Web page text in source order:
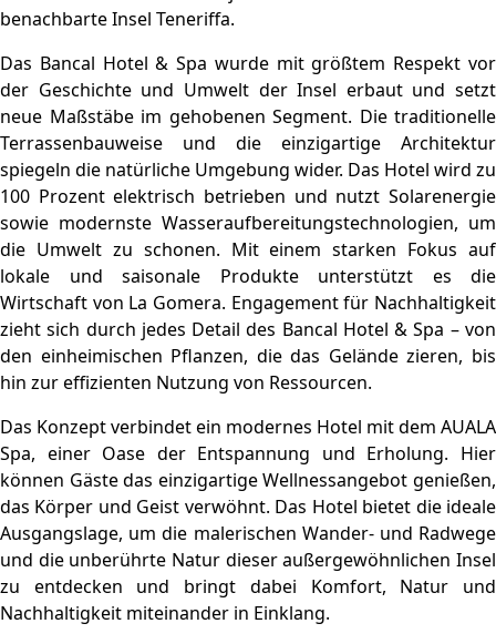
benachbarte Insel Teneriffa.
Das Bancal Hotel & Spa wurde mit größtem Respekt vor
der Geschichte und Umwelt der Insel erbaut und setzt
neue Maßstäbe im gehobenen Segment. Die traditionelle
Terrassenbauweise und die einzigartige Architektur
spiegeln die natürliche Umgebung wider. Das Hotel wird zu
100 Prozent elektrisch betrieben und nutzt Solarenergie
sowie modernste Wasseraufbereitungstechnologien, um
die Umwelt zu schonen. Mit einem starken Fokus auf
lokale und saisonale Produkte unterstützt es die
Wirtschaft von La Gomera. Engagement für Nachhaltigkeit
zieht sich durch jedes Detail des Bancal Hotel & Spa – von
den einheimischen Pflanzen, die das Gelände zieren, bis
hin zur effizienten Nutzung von Ressourcen.
Das Konzept verbindet ein modernes Hotel mit dem AUALA
Spa, einer Oase der Entspannung und Erholung. Hier
können Gäste das einzigartige Wellnessangebot genießen,
das Körper und Geist verwöhnt. Das Hotel bietet die ideale
Ausgangslage, um die malerischen Wander- und Radwege
und die unberührte Natur dieser außergewöhnlichen Insel
zu entdecken und bringt dabei Komfort, Natur und
Nachhaltigkeit miteinander in Einklang.